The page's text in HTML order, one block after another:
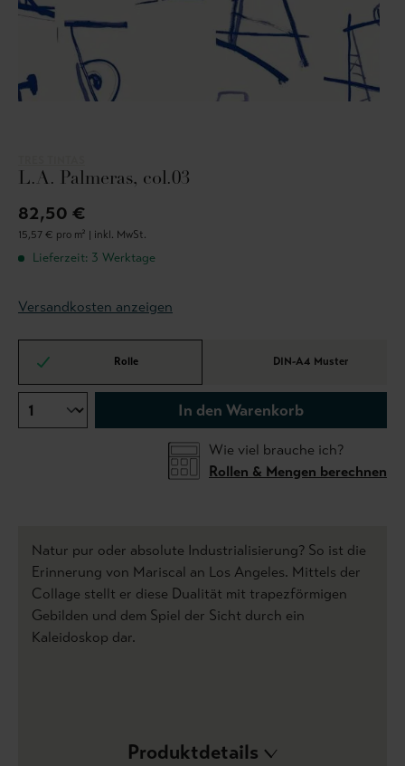
L.A. Palmeras, col.03
82,50 €
15,57 € pro m² | inkl. MwSt.
Lieferzeit: 3 Werktage
Versandkosten anzeigen
Rolle DIN-A4 Muster
In den Warenkorb
Wie viel brauche ich?
Rollen & Mengen berechnen
Natur pur oder absolute Industrialisierung? So ist die
Erinnerung von Mariscal an Los Angeles. Mittels der
Collage stellt er diese Dualität mit trapezförmigen
Gebilden und dem Spiel der Sicht durch ein
Kaleidoskop dar.
Produktdetails